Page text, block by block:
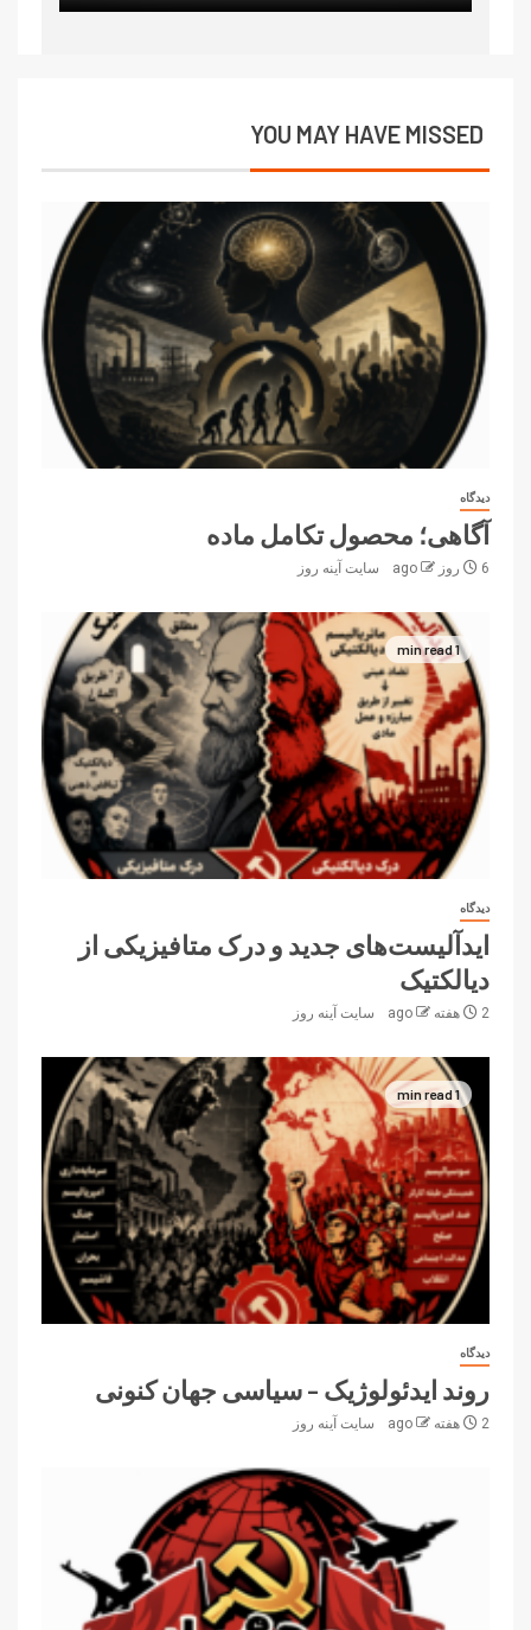
YOU MAY HAVE MISSED
دیدگاه
آگاهی؛ محصول تکامل ماده
6 روز ago سایت آینه‌ روز
1 min read
دیدگاه
ایدآلیست‌های جدید و درک متافیزیکی از
دیالکتیک
2 هفته ago سایت آینه‌ روز
1 min read
دیدگاه
روند ایدئولوژیک – سیاسی جهان کنونی
2 هفته ago سایت آینه‌ روز